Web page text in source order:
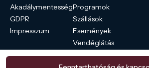
Akadálymentesség
GDPR
Impresszum
Programok
Szállások
Események
Vendéglátás
Hírek